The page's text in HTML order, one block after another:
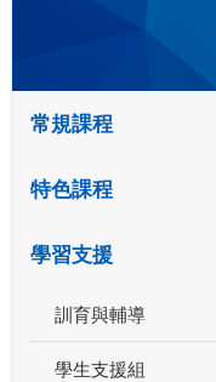
常規課程
特色課程
學習支援
訓育與輔導
學生支援組